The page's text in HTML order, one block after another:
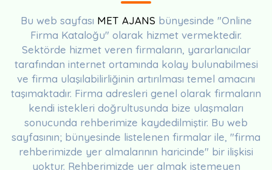
Bu web sayfası MET AJANS bünyesinde "Online
Firma Kataloğu" olarak hizmet vermektedir.
Sektörde hizmet veren firmaların, yararlanıcılar
tarafından internet ortamında kolay bulunabilmesi
ve firma ulaşılabilirliğinin artırılması temel amacını
taşımaktadır. Firma adresleri genel olarak firmaların
kendi istekleri doğrultusunda bize ulaşmaları
sonucunda rehberimize kaydedilmiştir. Bu web
sayfasının; bünyesinde listelenen firmalar ile, "firma
rehberimizde yer almalarının haricinde" bir ilişkisi
yoktur. Rehberimizde yer almak istemeyen